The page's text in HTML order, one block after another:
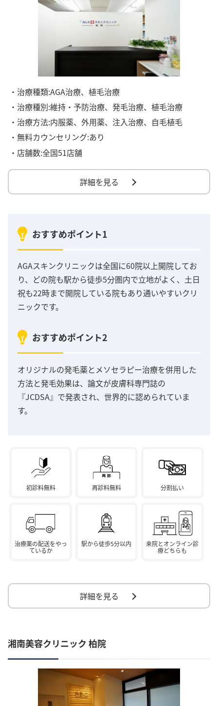
・治療種類:AGA治療、植毛治療
・治療種別:維持・予防治療、発毛治療、植毛治療
・治療方法:内服薬、外用薬、注入治療、自毛植毛
・無料カウンセリング:あり
・店舗数:全国51店舗
詳細を見る
おすすめポイント1
AGAスキンクリニックは全国に60院以上開院してお
り、どの院も駅から徒歩5分圏内で立地がよく、土日
祝も22時まで開院している院もあり通いやすいクリ
ニックです。
おすすめポイント2
オリジナルの発毛薬とメソセラピー治療を併用した
方法と発毛効果は、論文が皮膚科専門誌の
『JCDSA』で発表され、世界的に認められていま
す。
初診料無料 再診料無料 分割払い
治療薬の配送をやっ
ているか
駅から徒歩5分以内
来院とオンライン診
療どちらも
詳細を見る
湘南美容クリニック 柏院